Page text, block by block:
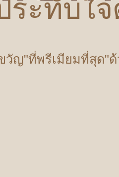
ระทับใ
ขวัญ"ที่พรีเมียมที่สุ